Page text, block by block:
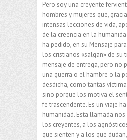
Pero soy una creyente
hombres y mujeres que,
intensas lecciones de vida,
de la creencia en la
ha pedido, en su Mensaje
los cristianos «salgan» de su
mensaje de entrega, pero no
una guerra o el hambre o la
desdicha, como tantas
sino porque los motiva el
fe trascendente. Es un viaje
humanidad. Esta llamada
los creyentes, a los
que sienten y a los que